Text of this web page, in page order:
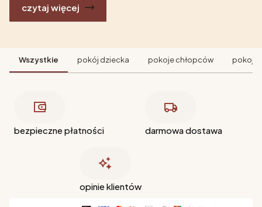
czytaj więcej
Wszystkie pokój dziecka pokoje chłopców pokoje
bezpieczne płatności darmowa dostawa
opinie klientów